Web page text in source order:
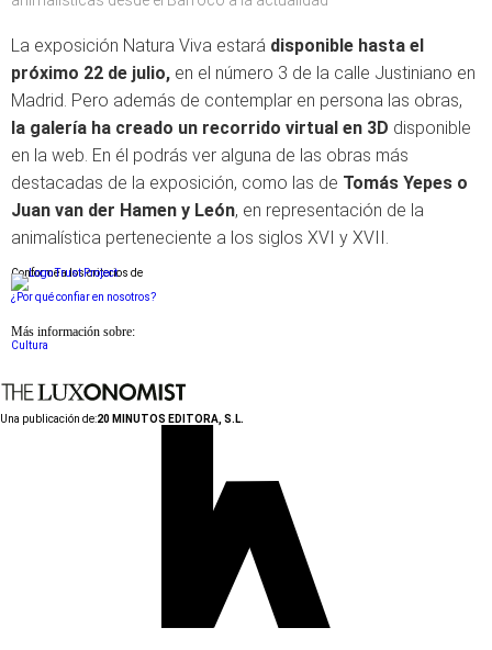
La exposición Natura Viva estará disponible hasta el
próximo 22 de julio, en el número 3 de la calle Justiniano en
Madrid. Pero además de contemplar en persona las obras,
la galería ha creado un recorrido virtual en 3D disponible
en la web. En él podrás ver alguna de las obras más
destacadas de la exposición, como las de Tomás Yepes o
Juan van der Hamen y León, en representación de la
animalística perteneciente a los siglos XVI y XVII.
Conforme a los criterios de
¿Por qué confiar en nosotros?
Más información sobre:
Cultura
Una publicación de:20 MINUTOS EDITORA, S.L.